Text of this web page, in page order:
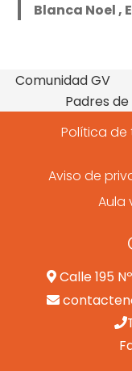
Blanca Noel ,
Comunidad GV
Padres
Política
Aviso de
Aula
Calle 195